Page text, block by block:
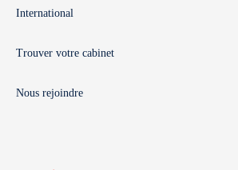
International
Trouver votre cabinet
Nous rejoindre